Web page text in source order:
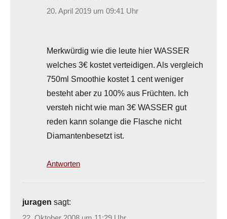
20. April 2019 um 09:41 Uhr
Merkwürdig wie die leute hier WASSER
welches 3€ kostet verteidigen. Als vergleich
750ml Smoothie kostet 1 cent weniger
besteht aber zu 100% aus Früchten. Ich
versteh nicht wie man 3€ WASSER gut
reden kann solange die Flasche nicht
Diamantenbesetzt ist.
Antworten
juragen sagt: